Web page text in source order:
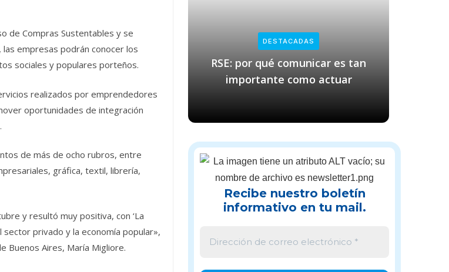
de Compras Sustentables y se
empresas podrán conocer los
sociales y populares porteños.
realizados por emprendedores
oportunidades de integración
de más de ocho rubros, entre
gráfica, textil, librería,
y resultó muy positiva, con ‘La
privado y la economía popular»,
Buenos Aires, María Migliore.
DESTACADAS
RSE: por qué comunicar es tan
importante como actuar
Recibe nuestro boletín
informativo en tu mail.